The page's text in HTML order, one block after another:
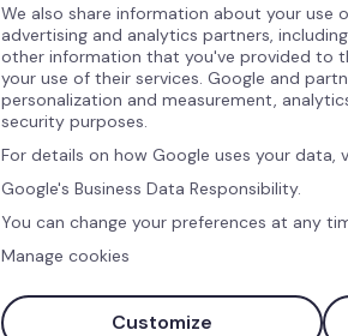
Integrações
We also share information about your use
advertising and analytics partners,
other information that you've provided to
your use of their services. Google and
personalization and measurement,
security purposes.
For details on how Google uses your data,
Google's Business Data Responsibility.
You can change your preferences at any
Manage cookies
Customize